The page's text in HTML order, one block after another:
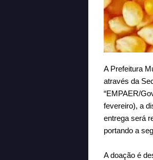
A Prefeitura
através da
“EMPAER/
fevereiro), a
entrega será
portando a
A doação é